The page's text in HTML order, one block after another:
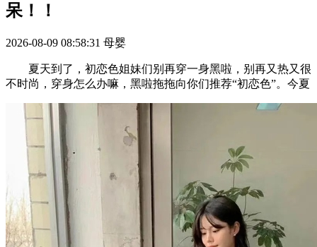
呆！！
2026-08-09 08:58:31 母婴
夏天到了，初恋色姐妹们别再穿一身黑啦，别再又热又很
不时尚，穿身怎么办嘛，黑啦拖拖向你们推荐“初恋色”。今夏